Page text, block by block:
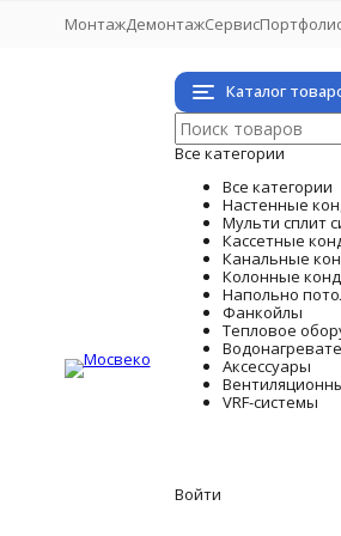
МонтажДемонтажСервис
Каталог
Все категории
Все категории
Настенные
Мульти сплит
Кассетные
Канальные
Колонные
Напольно
Фанкойлы
Тепловое
Аксессуары
VRF-системы
Войти